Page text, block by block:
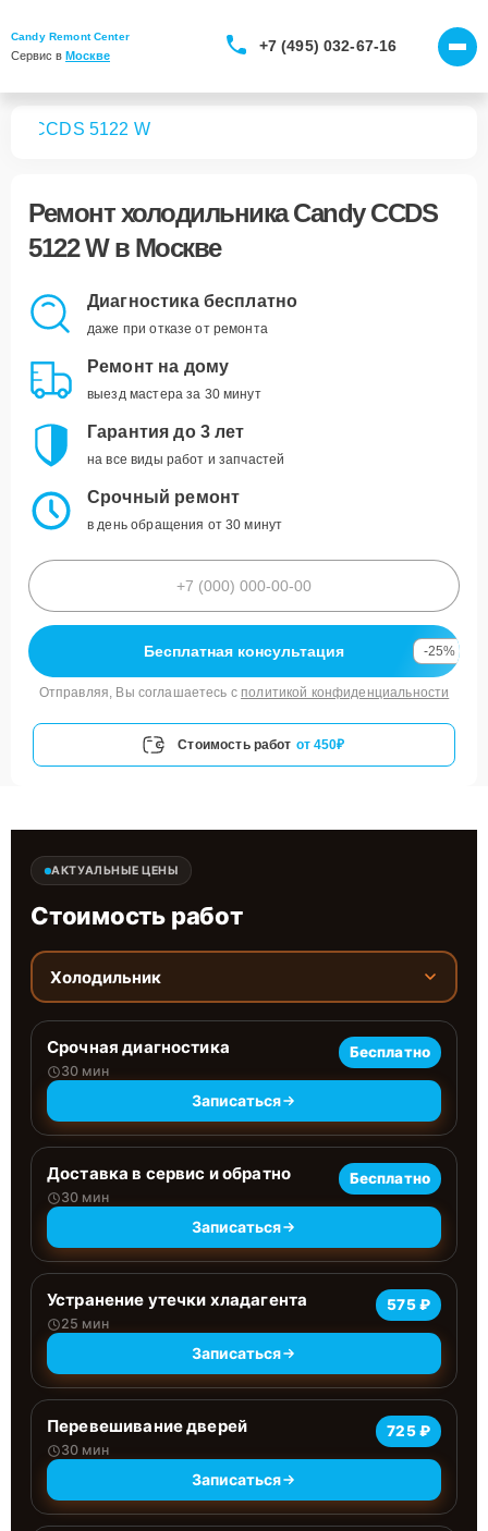
Candy Remont Center
Сервис в Москве
+7 (495) 032-67-16
CCDS 5122 W
Ремонтхолодильника Candy CCDS
5122 Wв Москве
Диагностика бесплатно
даже при отказе от ремонта
Ремонт на дому
выезд мастера за 30 минут
Гарантия до 3 лет
на все виды работ и запчастей
Срочный ремонт
в день обращения от 30 минут
Бесплатная консультация -25%
Отправляя, Вы соглашаетесь с политикой конфиденциальности
Стоимость работ от 450₽
АКТУАЛЬНЫЕ ЦЕНЫ
Стоимость работ
Холодильник
Срочная диагностика
30 мин
Бесплатно
Записаться
Доставка в сервис и обратно
30 мин
Бесплатно
Записаться
Устранение утечки хладагента
25 мин
575 ₽
Записаться
Перевешивание дверей
30 мин
725 ₽
Записаться